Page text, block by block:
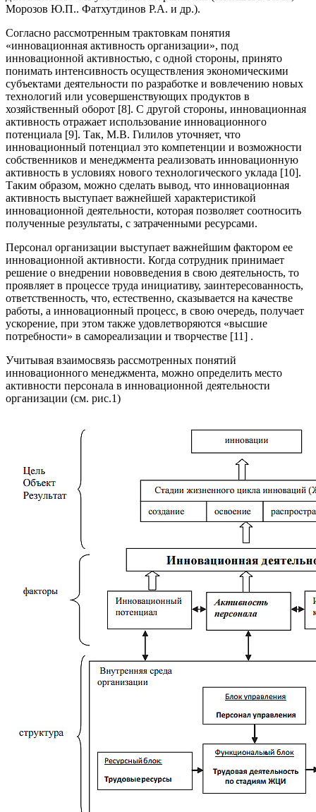
Морозов Ю.П.. Фатхутдинов Р.А. и др.).
Согласно рассмотренным трактовкам понятия
«инновационная активность организации», под
инновационной активностью, с одной стороны, принято
понимать интенсивность осуществления экономическими
субъектами деятельности по разработке и вовлечению новых
технологий или усовершенствующих продуктов в
хозяйственный оборот [8]. С другой стороны, инновационная
активность отражает использование инновационного
потенциала [9]. Так, М.В. Гилилов уточняет, что
инновационный потенциал это компетенции и возможности
собственников и менеджмента реализовать инновационную
активность в условиях нового технологического уклада [10].
Таким образом, можно сделать вывод, что инновационная
активность выступает важнейшей характеристикой
инновационной деятельности, которая позволяет соотносить
полученные результаты, с затраченными ресурсами.
Персонал организации выступает важнейшим фактором ее
инновационной активности. Когда сотрудник принимает
решение о внедрении нововведения в свою деятельность, то
проявляет в процессе труда инициативу, заинтересованность,
ответственность, что, естественно, сказывается на качестве
работы, а инновационный процесс, в свою очередь, получает
ускорение, при этом также удовлетворяются «высшие
потребности» в самореализации и творчестве [11] .
Учитывая взаимосвязь рассмотренных понятий
инновационного менеджмента, можно определить место
активности персонала в инновационной деятельности
организации (см. рис.1)